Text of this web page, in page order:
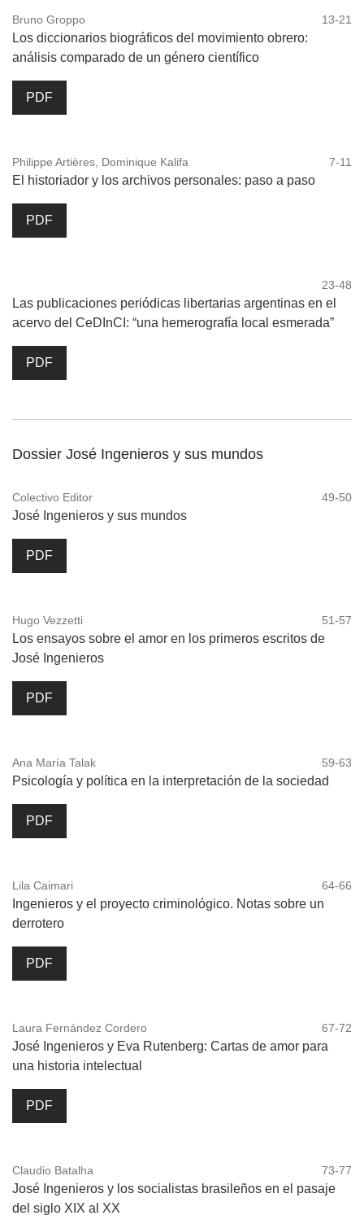
Bruno Groppo 13-21
Los diccionarios biográficos del movimiento obrero:
análisis comparado de un género científico
PDF
Philippe Artières, Dominique Kalifa 7-11
El historiador y los archivos personales: paso a paso
PDF
23-48
Las publicaciones periódicas libertarias argentinas en el
acervo del CeDInCI: “una hemerografía local esmerada”
PDF
Dossier José Ingenieros y sus mundos
Colectivo Editor 49-50
José Ingenieros y sus mundos
PDF
Hugo Vezzetti 51-57
Los ensayos sobre el amor en los primeros escritos de
José Ingenieros
PDF
Ana María Talak 59-63
Psicología y política en la interpretación de la sociedad
PDF
Lila Caimari 64-66
Ingenieros y el proyecto criminológico. Notas sobre un
derrotero
PDF
Laura Fernández Cordero 67-72
José Ingenieros y Eva Rutenberg: Cartas de amor para
una historia intelectual
PDF
Claudio Batalha 73-77
José Ingenieros y los socialistas brasileños en el pasaje
del siglo XIX al XX